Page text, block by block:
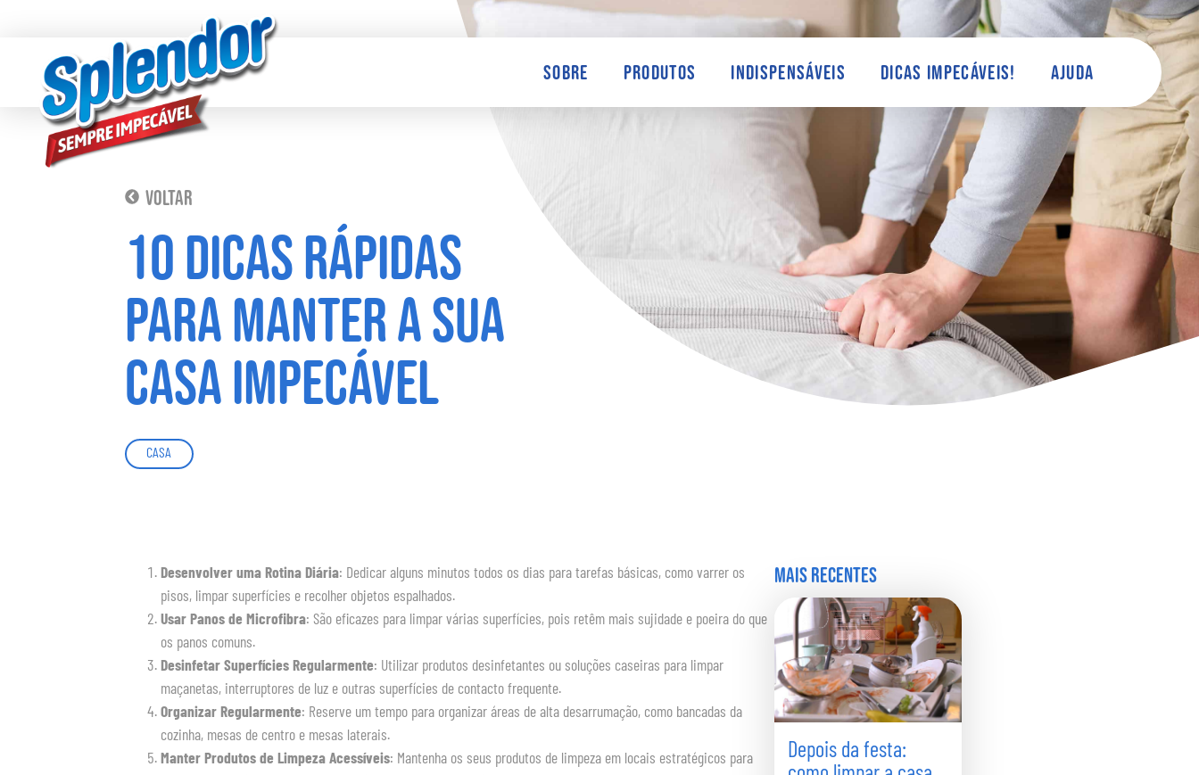
Sobre Produtos Indispensáveis Dicas Impecáveis! Ajuda
voltar
10 Dicas rápidas
para manter a sua
casa IMPECÁVEL
CASA
Desenvolver uma Rotina Diária: Dedicar alguns minutos todos os dias para tarefas básicas, como varrer os
pisos, limpar superfícies e recolher objetos espalhados.
Usar Panos de Microfibra: São eficazes para limpar várias superfícies, pois retêm mais sujidade e poeira do que
os panos comuns.
Desinfetar Superfícies Regularmente: Utilizar produtos desinfetantes ou soluções caseiras para limpar
maçanetas, interruptores de luz e outras superfícies de contacto frequente.
Organizar Regularmente: Reserve um tempo para organizar áreas de alta desarrumação, como bancadas da
cozinha, mesas de centro e mesas laterais.
Manter Produtos de Limpeza Acessíveis: Mantenha os seus produtos de limpeza em locais estratégicos para
mais recentes
Depois da festa: